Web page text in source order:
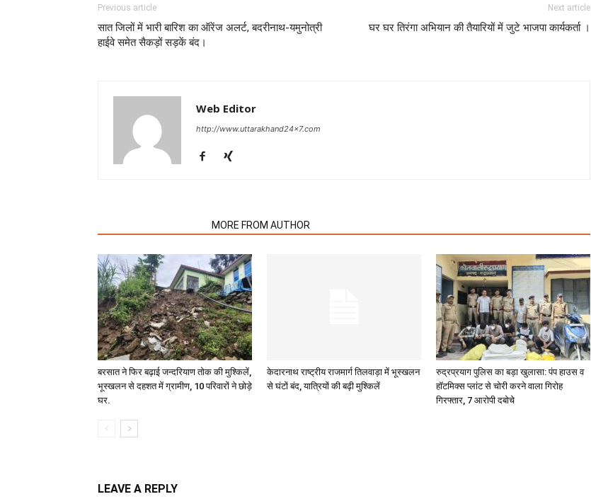
Previous article
सात जिलों में भारी बारिश का ऑरेंज अलर्ट, बदरीनाथ-यमुनोत्री
हाईवे समेत सैकड़ों सड़कें बंद।
Next article
घर घर तिरंगा अभियान की तैयारियों में जुटे भाजपा कार्यकर्ता ।
Web Editor
http://www.uttarakhand24x7.com
MORE FROM AUTHOR
बरसात ने फिर बढ़ाई जन्दरियाण तोक की मुश्किलें,
भूस्खलन से दहशत में ग्रामीण, 10 परिवारों ने छोड़े
घर.
केदारनाथ राष्ट्रीय राजमार्ग तिलवाड़ा में भूस्खलन
से घंटों बंद, यात्रियों की बढ़ी मुश्किलें
रुद्रप्रयाग पुलिस का बड़ा खुलासा: पंप हाउस व
हॉटमिक्स प्लांट से चोरी करने वाला गिरोह
गिरफ्तार, 7 आरोपी दबोचे
LEAVE A REPLY